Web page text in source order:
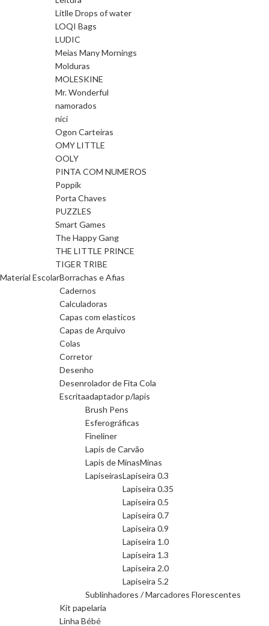
Litlle Drops of water
LOQI Bags
LUDIC
Meias Many Mornings
Molduras
MOLESKINE
Mr. Wonderful
namorados
nici
Ogon Carteiras
OMY LITTLE
OOLY
PINTA COM NUMEROS
Poppik
Porta Chaves
PUZZLES
Smart Games
The Happy Gang
THE LITTLE PRINCE
TIGER TRIBE
Material EscolarBorrachas e Afias
Cadernos
Calculadoras
Capas com elasticos
Capas de Arquivo
Colas
Corretor
Desenho
Desenrolador de Fita Cola
Escritaadaptador p/lapis
Brush Pens
Esferográficas
Fineliner
Lapis de Carvão
Lapis de MinasMinas
LapiseirasLapiseira 0.3
Lapiseira 0.35
Lapiseira 0.5
Lapiseira 0.7
Lapiseira 0.9
Lapiseira 1.0
Lapiseira 1.3
Lapiseira 2.0
Lapiseira 5.2
Sublinhadores / Marcadores Florescentes
Kit papelaria
Linha Bébé